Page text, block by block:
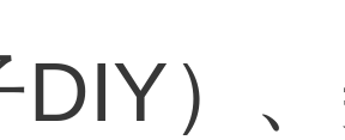
DIY）